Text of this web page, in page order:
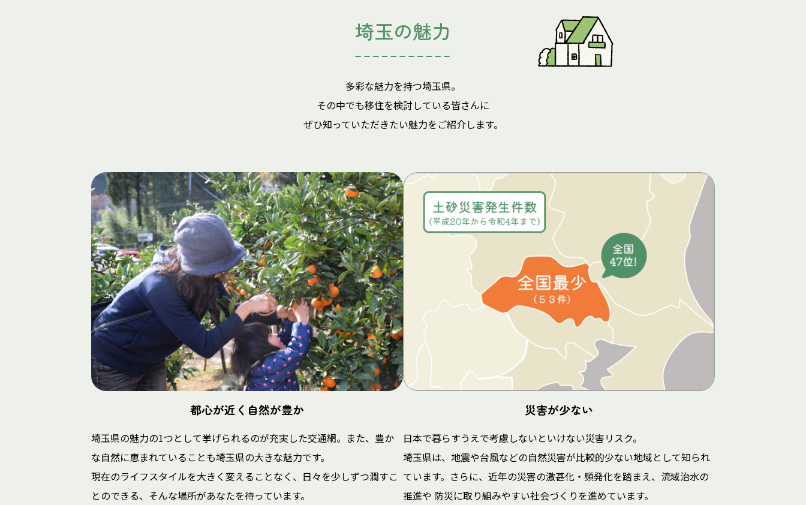
埼玉の魅力
多彩な魅力を持つ埼玉県。
その中でも移住を検討している皆さんに
ぜひ知っていただきたい魅力をご紹介します。
都心が近く自然が豊か
埼玉県の魅力の1つとして挙げられるのが充実した交通網。また、豊か
な自然に恵まれていることも埼玉県の大きな魅力です。
現在のライフスタイルを大きく変えることなく、日々を少しずつ潤すこ
とのできる、そんな場所があなたを待っています。
災害が少ない
日本で暮らすうえで考慮しないといけない災害リスク。
埼玉県は、地震や台風などの自然災害が比較的少ない地域として知られ
ています。さらに、近年の災害の激甚化・頻発化を踏まえ、流域治水の
推進や 防災に取り組みやすい社会づくりを進めています。